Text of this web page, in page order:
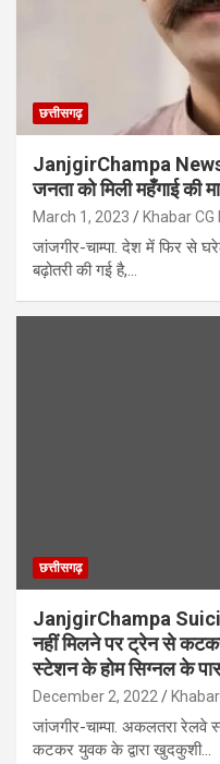
छत्तीसगढ़
JanjgirChampa News
जनता को मिली महँगाई की
March 1, 2023 Khabar CG
जांजगीर-चाम्पा. देश में फिर से
बढ़ोतरी की गई है,…
छत्तीसगढ़
JanjgirChampa
नहीं मिलने पर ट्रेन से
स्टेशन के होम सिग्नल के
December 2, 2022
जांजगीर-चाम्पा. अकलतरा
कटकर युवक के द्वारा खुदकुशी…